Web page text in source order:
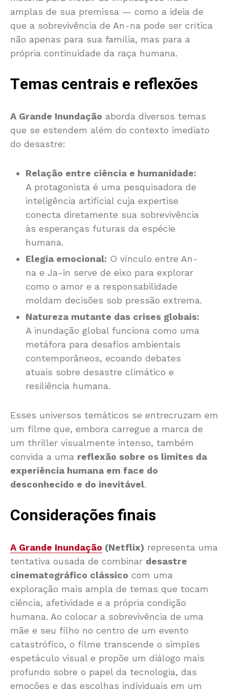
amplas de sua premissa — como a ideia de
que a sobrevivência de An-na pode ser crítica
não apenas para sua família, mas para a
própria continuidade da raça humana.
Temas centrais e reflexões
A Grande Inundação aborda diversos temas
que se estendem além do contexto imediato
do desastre:
Relação entre ciência e humanidade:
A protagonista é uma pesquisadora de
inteligência artificial cuja expertise
conecta diretamente sua sobrevivência
às esperanças futuras da espécie
humana.
Elegia emocional: O vínculo entre An-
na e Ja-in serve de eixo para explorar
como o amor e a responsabilidade
moldam decisões sob pressão extrema.
Natureza mutante das crises globais:
A inundação global funciona como uma
metáfora para desafios ambientais
contemporâneos, ecoando debates
atuais sobre desastre climático e
resiliência humana.
Esses universos temáticos se entrecruzam em
um filme que, embora carregue a marca de
um thriller visualmente intenso, também
convida a uma reflexão sobre os limites da
experiência humana em face do
desconhecido e do inevitável.
Considerações finais
A Grande Inundação (Netflix) representa uma
tentativa ousada de combinar desastre
cinematográfico clássico com uma
exploração mais ampla de temas que tocam
ciência, afetividade e a própria condição
humana. Ao colocar a sobrevivência de uma
mãe e seu filho no centro de um evento
catastrófico, o filme transcende o simples
espetáculo visual e propõe um diálogo mais
profundo sobre o papel da tecnologia, das
emoções e das escolhas individuais em um